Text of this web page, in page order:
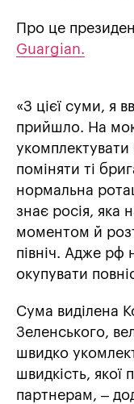
Про це
Guargian.
«З цієї суми, я
прийшло. На
поміняти ті
нормальна
знає росія, яка
моментом й
північ. Адже рф
окупувати
Сума виділена
Зеленського,
швидко
швидкість, якої
партнерам, –